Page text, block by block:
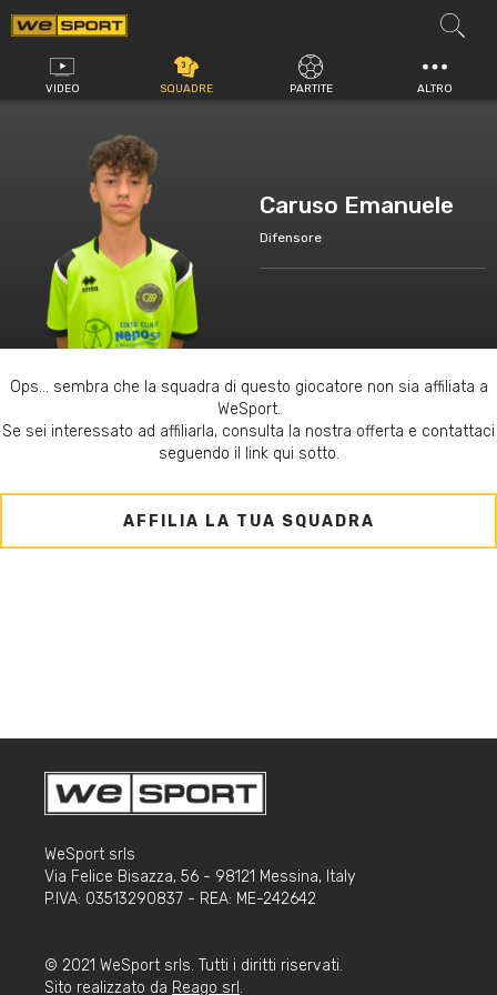
Vai
al
contenuto
VIDEO SQUADRE PARTITE ALTRO
Caruso Emanuele
Difensore
Ops... sembra che la squadra di questo giocatore non sia affiliata a
WeSport.
Se sei interessato ad affiliarla, consulta la nostra offerta e contattaci
seguendo il link qui sotto.
AFFILIA LA TUA SQUADRA
WeSport srls
Via Felice Bisazza, 56 - 98121 Messina, Italy
P.IVA: 03513290837 - REA: ME-242642
© 2021 WeSport srls. Tutti i diritti riservati.
Sito realizzato da Reago srl .